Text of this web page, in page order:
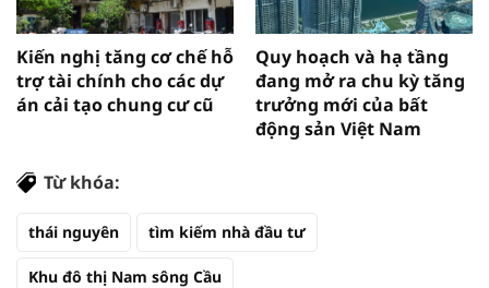
Kiến nghị tăng cơ chế hỗ
trợ tài chính cho các dự
án cải tạo chung cư cũ
Quy hoạch và hạ tầng
đang mở ra chu kỳ tăng
trưởng mới của bất
động sản Việt Nam
Từ khóa:
thái nguyên tìm kiếm nhà đầu tư
Khu đô thị Nam sông Cầu